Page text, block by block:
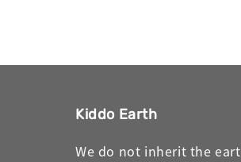
Kiddo Earth
We do not inherit the